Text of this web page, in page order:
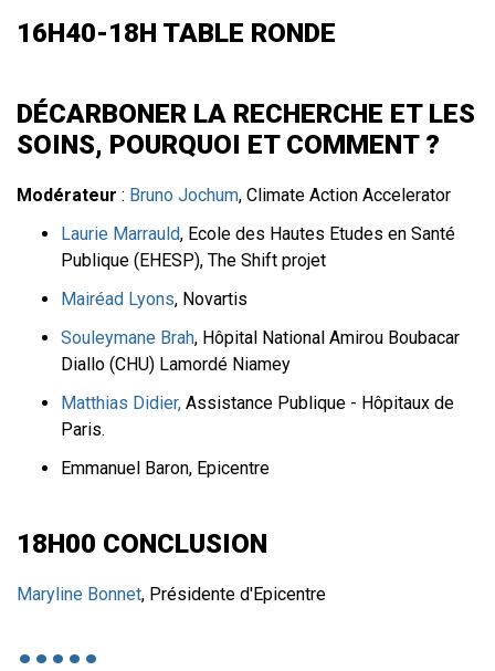
16H40-18H TABLE RONDE
DÉCARBONER LA RECHERCHE ET LES
SOINS, POURQUOI ET COMMENT ?
Modérateur : Bruno Jochum, Climate Action Accelerator
Laurie Marrauld, Ecole des Hautes Etudes en Santé
Publique (EHESP), The Shift projet
Mairéad Lyons, Novartis
Souleymane Brah, Hôpital National Amirou Boubacar
Diallo (CHU) Lamordé Niamey
Matthias Didier, Assistance Publique - Hôpitaux de
Paris.
Emmanuel Baron, Epicentre
18H00 CONCLUSION
Maryline Bonnet, Présidente d'Epicentre